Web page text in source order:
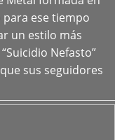
para ese tiempo
un estilo más
Nefasto”
sus seguidores